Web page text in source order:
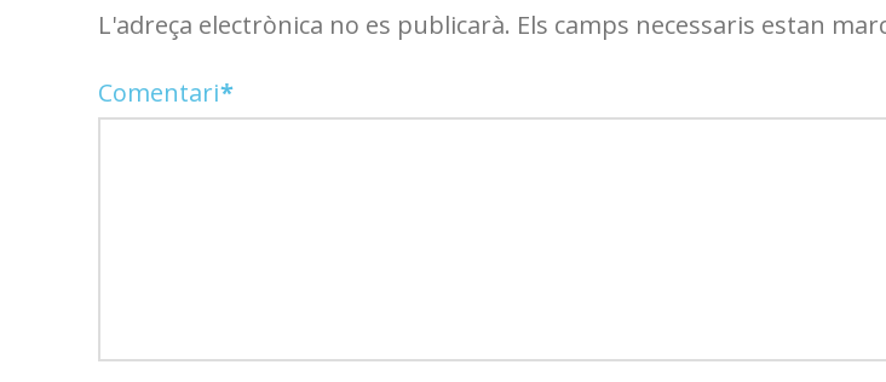
L'adreça electrònica no es publicarà. Els camps necessaris estan
Comentari*